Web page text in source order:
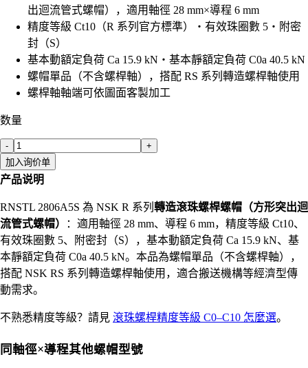
出迴流管式螺帽），適用軸徑 28 mm×導程 6 mm
精度等級 Ct10（R 系列官方標準）・有效珠圈數 5・附密
封（S）
基本動額定負荷 Ca 15.9 kN・基本靜額定負荷 C0a 40.5 kN
螺帽單品（不含螺桿軸），搭配 RS 系列轉造螺桿軸使用
螺桿軸軸端可依圖面客製加工
数量
-
+
加入询价单
产品说明
RNSTL 2806A5S 為 NSK R 系列 轉造滾珠螺桿螺帽（方形突出迴
流管式螺帽）
：適用軸徑 28 mm、導程 6 mm，精度等級 Ct10、
有效珠圈數 5、附密封（S），基本動額定負荷 Ca 15.9 kN、基
本靜額定負荷 C0a 40.5 kN。本品為螺帽單品（不含螺桿軸），
搭配 NSK RS 系列轉造螺桿軸使用，適合搬送機構等經濟型傳
動需求。
不熟悉精度等級？請見 滾珠螺桿精度等級 C0–C10 怎麼選。
同軸徑×導程其他螺帽型號